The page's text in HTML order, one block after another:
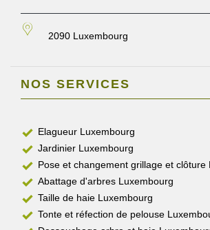
2090 Luxembourg
NOS SERVICES
Elagueur Luxembourg
Jardinier Luxembourg
Pose et changement grillage et clôture
Abattage d'arbres Luxembourg
Taille de haie Luxembourg
Tonte et réfection de pelouse